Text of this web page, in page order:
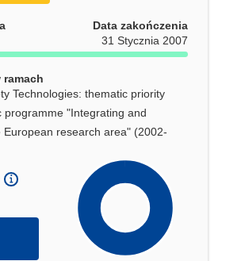
Data zakończenia
31 Stycznia 2007
ramach
Technologies: thematic priority
programme "Integrating and
research area" (2002-